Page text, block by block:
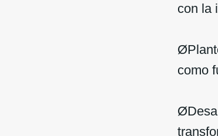
con la
como